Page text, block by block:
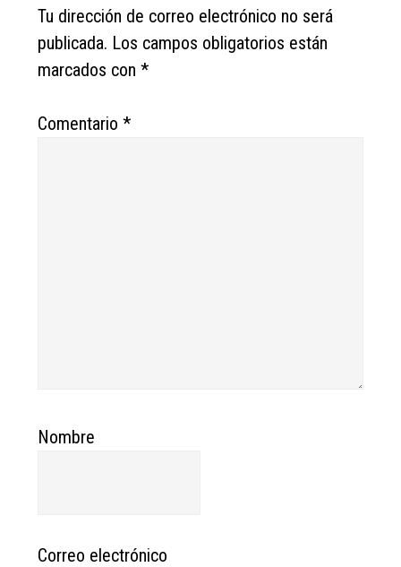
Tu dirección de correo electrónico no será
publicada. Los campos obligatorios están
marcados con*
Comentario*
Nombre
Correo electrónico